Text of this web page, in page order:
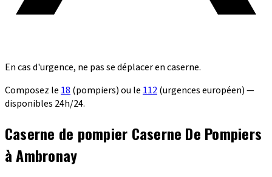
En cas d'urgence, ne pas se déplacer en caserne.
Composez le 18 (pompiers) ou le 112(urgences européen) —
disponibles 24h/24.
Caserne de pompier Caserne De Pompiers
à Ambronay